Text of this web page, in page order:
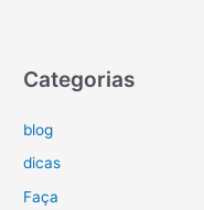
Categorias
blog
dicas
Faça